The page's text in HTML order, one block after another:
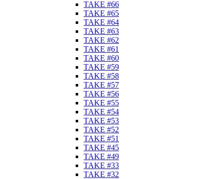
TAKE #66
TAKE #65
TAKE #64
TAKE #63
TAKE #62
TAKE #61
TAKE #60
TAKE #59
TAKE #58
TAKE #57
TAKE #56
TAKE #55
TAKE #54
TAKE #53
TAKE #52
TAKE #51
TAKE #45
TAKE #49
TAKE #33
TAKE #32